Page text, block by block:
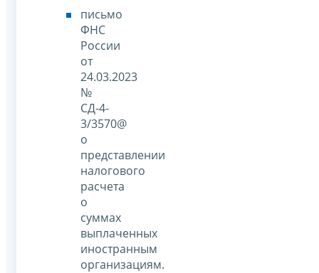
письмо
ФНС
России
от
24.03.2023
№
СД-4-
3/3570@
о
представлении
налогового
расчета
о
суммах
выплаченных
иностранным
организациям.